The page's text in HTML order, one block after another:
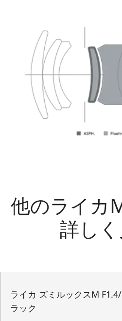
他のライカ
詳し
ライカ ズミルックスM
ラック